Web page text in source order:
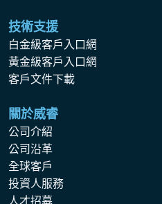
技術支援
白金級客戶入口網
黃金級客戶入口網
客戶文件下載
關於威睿
公司介紹
公司沿革
全球客戶
投資人服務
人才招募